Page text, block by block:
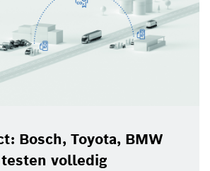
Bosch, Toyota, BMW
volledig